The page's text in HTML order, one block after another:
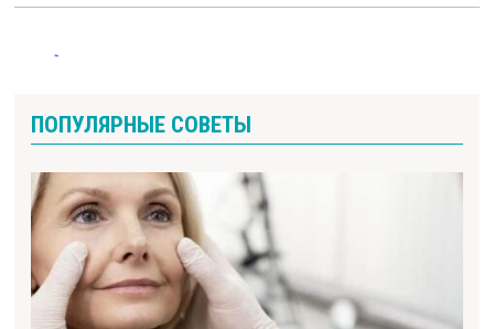
ПОПУЛЯРНЫЕ СОВЕТЫ